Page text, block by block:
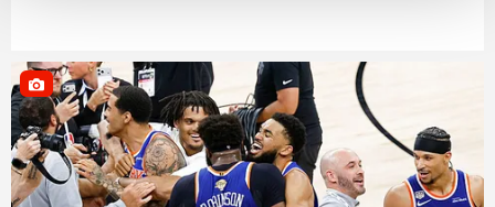
takdirde, kullanıcılara hedefli reklamlar
gösterilmeyecektir."
Sizlere daha iyi bir hizmet sunabilmek için İnternet
Sitemizde kendimize ve üçüncü kişilere ait çerezler
kullanılmaktadır. Bu çerezler vasıtasıyla çeşitli kişisel